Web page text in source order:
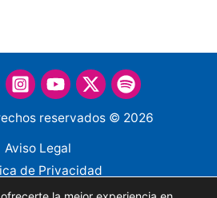
reservados © 2026
Aviso Legal
de Privacidad
de Cookies